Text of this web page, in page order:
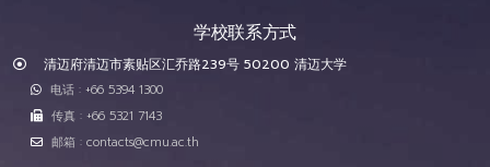
学校联系方式
清迈府清迈市素贴区汇乔路239号 50200 清迈大学
电话 : +66 5394 1300
传真 : +66 5321 7143
邮箱 : contacts@cmu.ac.th